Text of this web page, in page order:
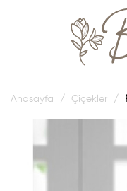
Anasayfa Çiçekler